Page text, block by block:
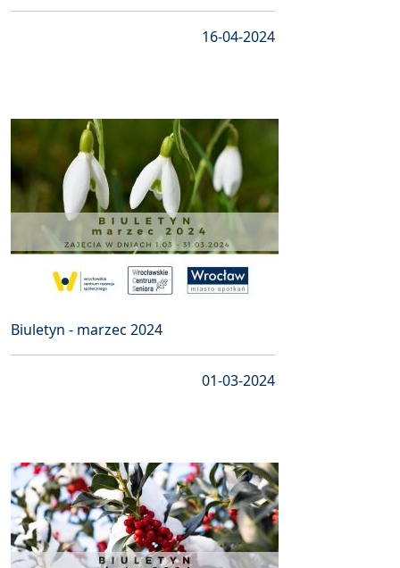
16-04-2024
Biuletyn - marzec 2024
01-03-2024